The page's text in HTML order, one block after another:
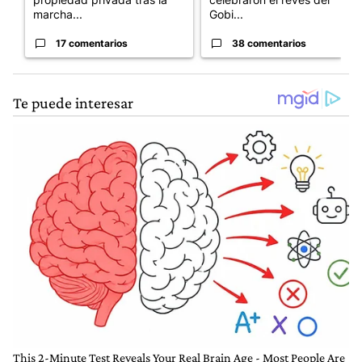
marcha...
17 comentarios
Gobi...
38 comentarios